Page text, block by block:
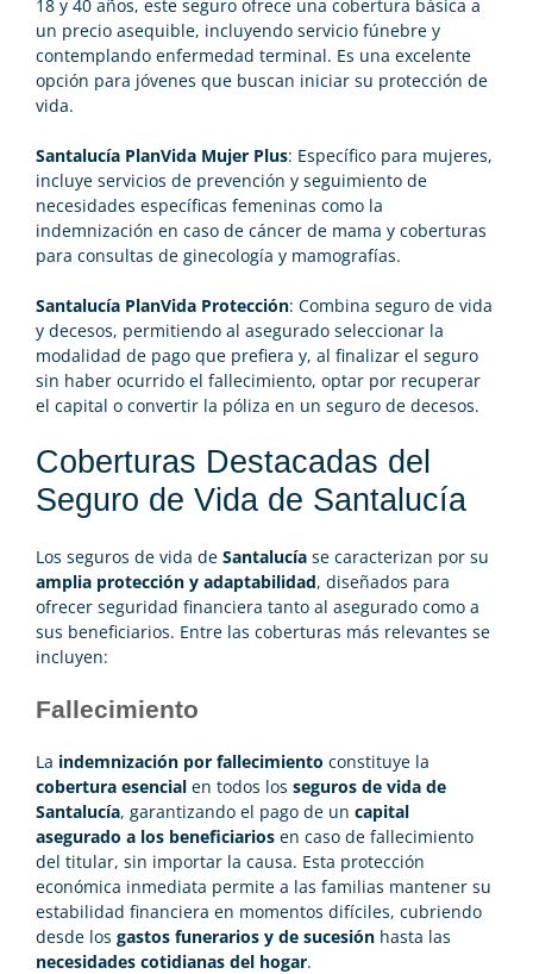
18 y 40 años, este seguro ofrece una cobertura básica a
un precio asequible, incluyendo servicio fúnebre y
contemplando enfermedad terminal. Es una excelente
opción para jóvenes que buscan iniciar su protección de
vida.
Santalucía PlanVida Mujer Plus: Específico para mujeres,
incluye servicios de prevención y seguimiento de
necesidades específicas femeninas como la
indemnización en caso de cáncer de mama y coberturas
para consultas de ginecología y mamografías.
Santalucía PlanVida Protección: Combina seguro de vida
y decesos, permitiendo al asegurado seleccionar la
modalidad de pago que prefiera y, al finalizar el seguro
sin haber ocurrido el fallecimiento, optar por recuperar
el capital o convertir la póliza en un seguro de decesos.
Coberturas Destacadas del
Seguro de Vida de Santalucía
Los seguros de vida de Santalucía se caracterizan por su
amplia protección y adaptabilidad, diseñados para
ofrecer seguridad financiera tanto al asegurado como a
sus beneficiarios. Entre las coberturas más relevantes se
incluyen:
Fallecimiento
La indemnización por fallecimiento constituye la
cobertura esencial en todos los seguros de vida de
Santalucía, garantizando el pago de un capital
asegurado a los beneficiarios en caso de fallecimiento
del titular, sin importar la causa. Esta protección
económica inmediata permite a las familias mantener su
estabilidad financiera en momentos difíciles, cubriendo
desde los gastos funerarios y de sucesión hasta las
necesidades cotidianas del hogar.